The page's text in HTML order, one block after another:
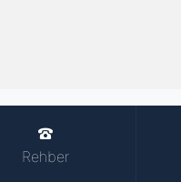
Rehber